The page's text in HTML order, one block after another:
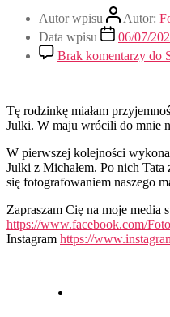
Autor wpisu Autor:
Data wpisu
06/07/
Brak komentarzy do
Tę rodzinkę miałam
Julki. W maju wrócili do mnie
W pierwszej kolejności
Julki z Michałem. Po nich Tata
się fotografowaniem naszego
Zapraszam Cię na moje media
https://www.facebook.com/
Instagram https://